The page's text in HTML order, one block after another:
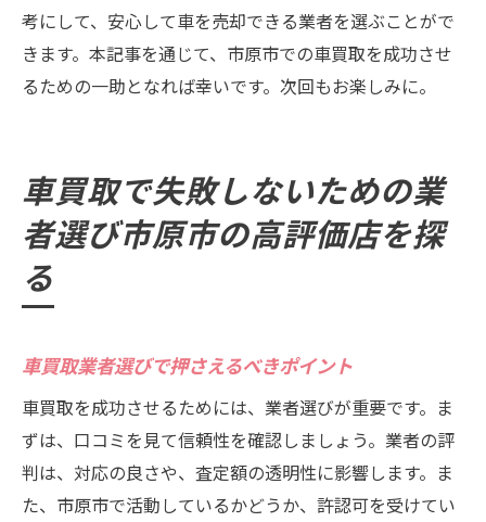
考にして、安心して車を売却できる業者を選ぶことがで
きます。本記事を通じて、市原市での車買取を成功させ
るための一助となれば幸いです。次回もお楽しみに。
車買取で失敗しないための業
者選び市原市の高評価店を探
る
車買取業者選びで押さえるべきポイント
車買取を成功させるためには、業者選びが重要です。ま
ずは、口コミを見て信頼性を確認しましょう。業者の評
判は、対応の良さや、査定額の透明性に影響します。ま
た、市原市で活動しているかどうか、許認可を受けてい